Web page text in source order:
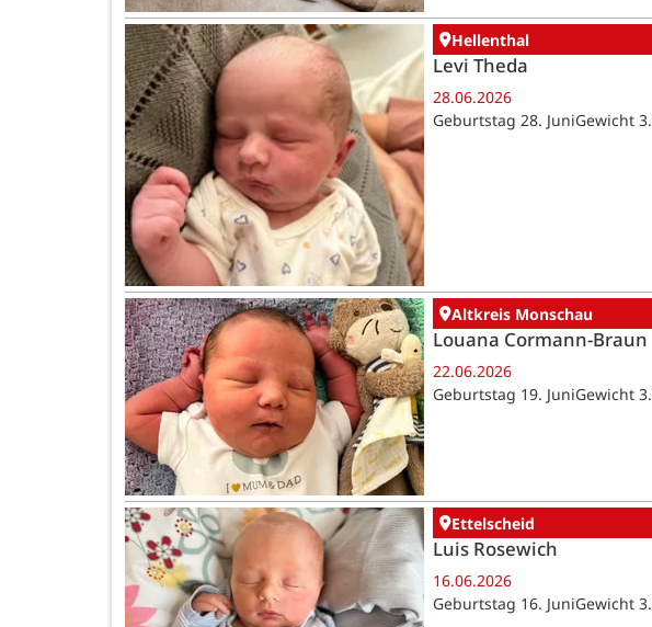
Hellenthal
Levi Theda
28.06.2026
Geburtstag 28. JuniGewicht
Altkreis Monschau
Louana Cormann-Braun
22.06.2026
Geburtstag 19. JuniGewicht
Ettelscheid
Luis Rosewich
16.06.2026
Geburtstag 16. JuniGewicht